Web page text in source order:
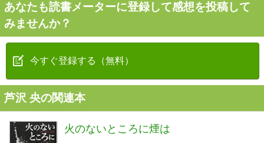
あなたも読書メーターに登録して感想を投稿して
みませんか？
今すぐ登録する（無料）
芦沢 央の関連本
火のないところに煙は